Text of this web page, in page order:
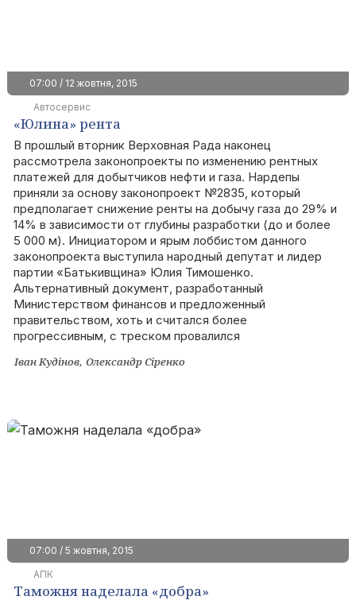
07:00 / 12 жовтня, 2015
Автосервис
«Юлина» рента
В прошлый вторник Верховная Рада наконец
рассмотрела законопроекты по изменению рентных
платежей для добытчиков нефти и газа. Нардепы
приняли за основу законопроект №2835, который
предполагает снижение ренты на добычу газа до 29% и
14% в зависимости от глубины разработки (до и более
5 000 м). Инициатором и ярым лоббистом данного
законопроекта выступила народный депутат и лидер
партии «Батькивщина» Юлия Тимошенко.
Альтернативный документ, разработанный
Министерством финансов и предложенный
правительством, хоть и считался более
прогрессивным, с треском провалился
Іван Кудінов Олександр Сіренко
07:00 / 5 жовтня, 2015
АПК
Таможня наделала «добра»